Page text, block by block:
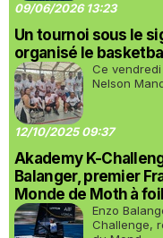
09/06/2026 13:23
Un tournoi sous le
organisé le
Ce
Nelson
12/10/2025 09:37
Akademy K-
Balanger, premier
Monde de Moth à
Enzo
Challenge,